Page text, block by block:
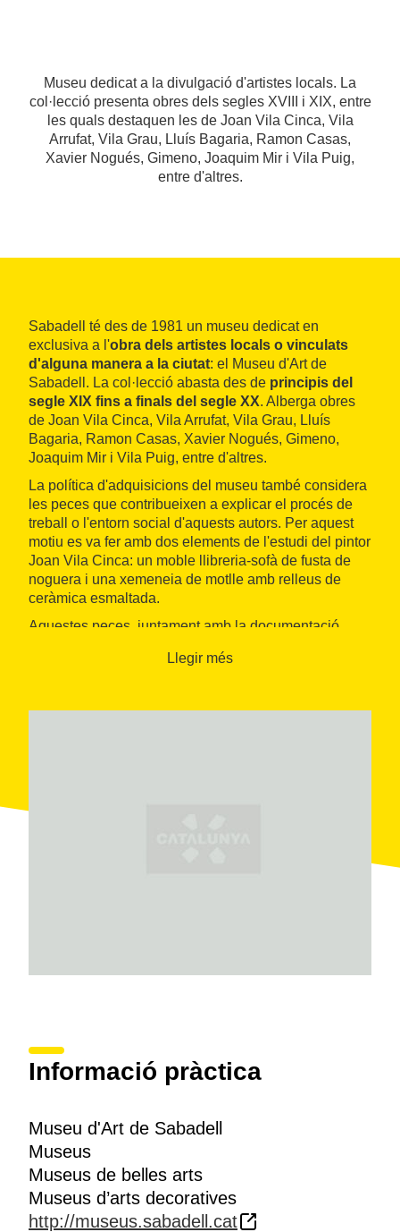
Museu dedicat a la divulgació d'artistes locals. La
col·lecció presenta obres dels segles XVIII i XIX, entre
les quals destaquen les de Joan Vila Cinca, Vila
Arrufat, Vila Grau, Lluís Bagaria, Ramon Casas,
Xavier Nogués, Gimeno, Joaquim Mir i Vila Puig,
entre d'altres.
Sabadell té des de 1981 un museu dedicat en
exclusiva a l'obra dels artistes locals o vinculats
d'alguna manera a la ciutat: el Museu d'Art de
Sabadell. La col·lecció abasta des de principis del
segle XIX fins a finals del segle XX. Alberga obres
de Joan Vila Cinca, Vila Arrufat, Vila Grau, Lluís
Bagaria, Ramon Casas, Xavier Nogués, Gimeno,
Joaquim Mir i Vila Puig, entre d'altres.
La política d'adquisicions del museu també considera
les peces que contribueixen a explicar el procés de
treball o l'entorn social d'aquests autors. Per aquest
motiu es va fer amb dos elements de l'estudi del pintor
Joan Vila Cinca: un moble llibreria-sofà de fusta de
noguera i una xemeneia de motlle amb relleus de
ceràmica esmaltada.
Aquestes peces, juntament amb la documentació
visió aproximada del que era l'obrador d'un pintor de
Llegir més
Informació pràctica
Museu d'Art de Sabadell
Museus
Museus de belles arts
Museus d’arts decoratives
http://museus.sabadell.cat